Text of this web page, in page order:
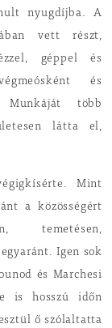
nyugdíjba. A
vett részt,
géppel és
és
Munkáját több
látta el,
Mint
a közösségért
temetésen,
Igen sok
és Marchesi
is hosszú időn
ő szólaltatta